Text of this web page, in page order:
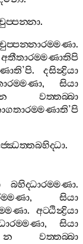
.
.
අතීතාරම‍්මණාතිපි
’පි. දසින්‍ද්‍රියා
, සියා
වත‍්තබ‍්බා
’පි
.
බහිද‍්ධාරම‍්මණා.
,සියා
.අට‍්ඨින්‍ද්‍රියා
, සියා
න
වත‍්තබ‍්බා